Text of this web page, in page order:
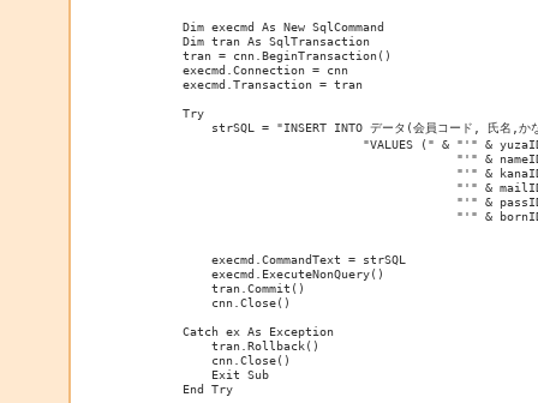
        Dim execmd As New SqlCommand
        Dim tran As SqlTransaction
        tran = cnn.BeginTransaction()
        execmd.Connection = cnn
        execmd.Transaction = tran
        Try
strSQL = "INSERT INTO データ(会員コード, 氏名,か
"VALUES (" & "'" &
"'" &
"'" &
"'" &
"'" &
"'" &
            execmd.CommandText = strSQL
            execmd.ExecuteNonQuery()
            tran.Commit()
            cnn.Close()
        Catch ex As Exception
            tran.Rollback()
            cnn.Close()
            Exit Sub
        End Try